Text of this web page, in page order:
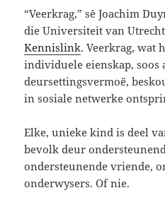
“Veerkrag,” sê Joachim
die Universiteit van
Kennislink. Veerkrag, wat
individuele eienskap, soos
deursettingsvermoë,
in sosiale netwerke
Elke, unieke kind is deel
bevolk deur
ondersteunende vriende,
onderwysers. Of nie.